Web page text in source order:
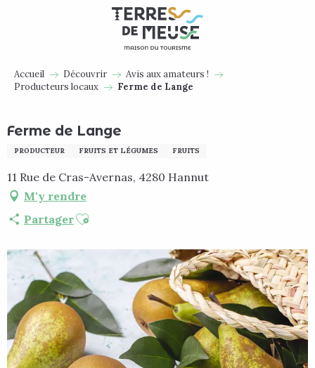
Accueil Découvrir
Avis aux amateurs !
Producteurs locaux
Ferme de Lange
Ferme de Lange
PRODUCTEUR FRUITS ET LÉGUMES FRUITS
11 Rue de Cras-Avernas, 4280 Hannut
M'y rendre
PartagerAjouter aux favoris